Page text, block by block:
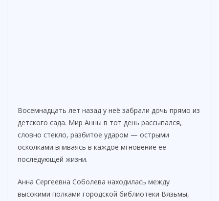
Восемнадцать лет назад у неё забрали дочь прямо из
детского сада. Мир Анны в тот день рассыпался,
словно стекло, разбитое ударом — острыми
осколками впиваясь в каждое мгновение её
последующей жизни.
Анна Сергеевна Соболева находилась между
высокими полками городской библиотеки Вязьмы,